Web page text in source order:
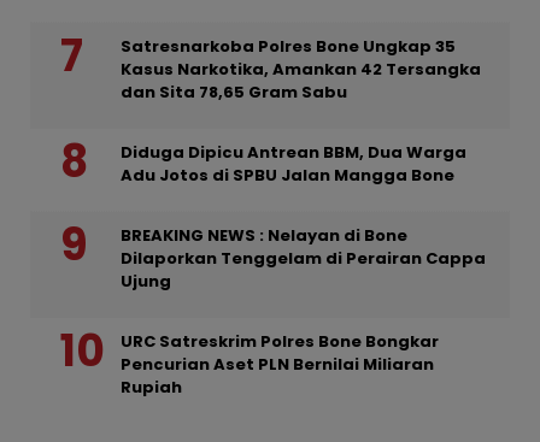
Satresnarkoba Polres Bone Ungkap 35
Kasus Narkotika, Amankan 42 Tersangka
dan Sita 78,65 Gram Sabu
Diduga Dipicu Antrean BBM, Dua Warga
Adu Jotos di SPBU Jalan Mangga Bone
BREAKING NEWS : Nelayan di Bone
Dilaporkan Tenggelam di Perairan Cappa
Ujung
URC Satreskrim Polres Bone Bongkar
Pencurian Aset PLN Bernilai Miliaran
Rupiah